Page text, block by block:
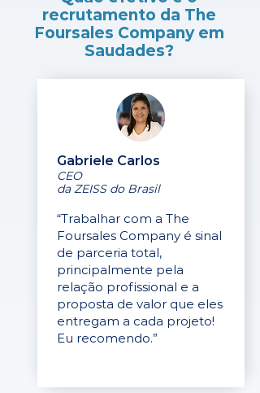
recrutamento da The
Foursales Company em
Saudades?
Gabriele Carlos
CEO
da ZEISS do Brasil
“Trabalhar com a The
Foursales Company é sinal
de parceria total,
principalmente pela
relação profissional e a
proposta de valor que eles
entregam a cada projeto!
Eu recomendo.”